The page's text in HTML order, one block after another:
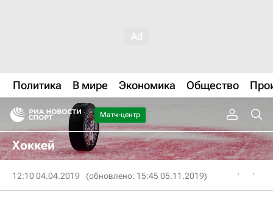
Политика В мире Экономика Общество
Матч-центр
Хоккей
12:10 04.04.2019 (обновлено: 15:45 05.11.2019)